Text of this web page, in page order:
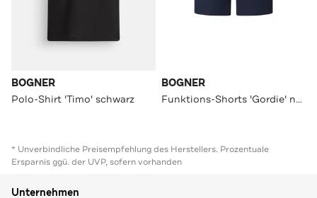
BOGNER
Polo-Shirt 'Timo' schwarz
BOGNER
Funktions-Shorts 'Gordie' navy
* Unverbindliche Preisempfehlung des Herstellers. Prozentuale
Ersparnis ggü. der UVP, sofern vorhanden
Unternehmen